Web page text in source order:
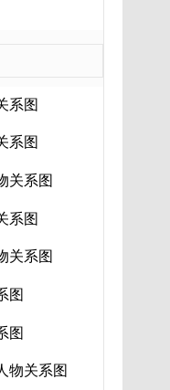
系图
系图
关系图
系图
关系图
图
图
物关系图